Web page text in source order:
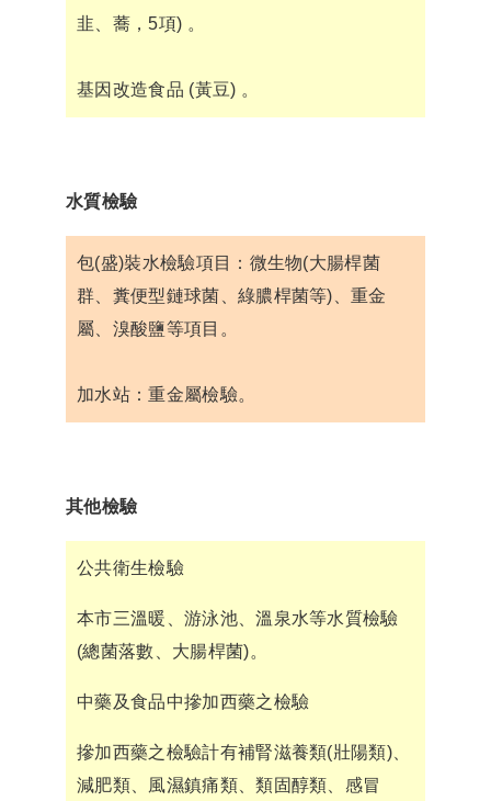
韭、蕎，5項) 。
基因改造食品 (黃豆) 。
水質檢驗
包(盛)裝水檢驗項目：微生物(大腸桿菌
群、糞便型鏈球菌、綠膿桿菌等)、重金
屬、溴酸鹽等項目。
加水站：重金屬檢驗。
其他檢驗
公共衛生檢驗
本市三溫暖、游泳池、溫泉水等水質檢驗
(總菌落數、大腸桿菌)。
中藥及食品中摻加西藥之檢驗
摻加西藥之檢驗計有補腎滋養類(壯陽類)、
減肥類、風濕鎮痛類、類固醇類、感冒